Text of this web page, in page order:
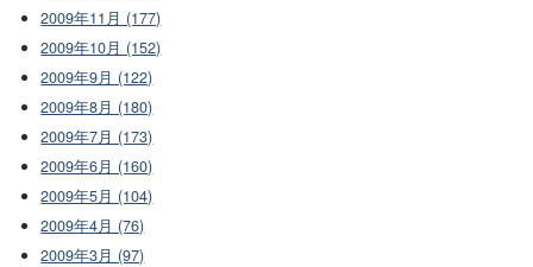
2009年11月 (177)
2009年10月 (152)
2009年9月 (122)
2009年8月 (180)
2009年7月 (173)
2009年6月 (160)
2009年5月 (104)
2009年4月 (76)
2009年3月 (97)